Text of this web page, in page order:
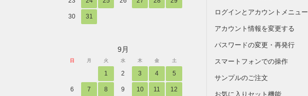
30 31
9月
日 月 火 水 木 金 土
1 2 3 4 5
6 7 8 9 10 11 12
ログインとアカウントメニュー
アカウント情報を変更する
パスワードの変更・再発行
スマートフォンでの操作
サンプルのご注文
お気に入りセット機能